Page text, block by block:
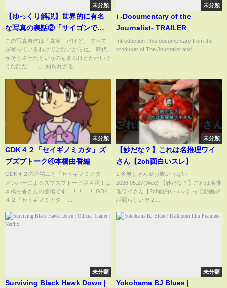
未分類
【ゆっくり解説】世界的に有名
な写真の裏話②「サイゴンでの
処刑（Saigon Execution）」 #
ゆっくり解説 ＃ベトナム戦
争 #歴史
この写真自体は「真実」だけど、 すべて
が写っているわけではないからね。 時代
がそうさせたというのもあるけどかわいそ
うな話だ……。 知られざる...
未分類
i -Documentary of the
Journalist- TRAILER
Introduction This documentary from the
producer of The Journalist and ...
未分類
GDK４２「セイギノミカタ」ズ
ブズブトーク④本橋由香編
GDK４２の岸祐二と「セイギノミカタ」
メンバーによるズブズブトーク第４弾！は
本橋由香さんの登場です！！！！！ GDK
４２「セイギノミカタ」 ...
未分類
【妙だな？】これは名推理ワイ
さん【2ch面白いスレ】
1:名無しさん＠お腹いっぱい
2026.05.27(Wed) 【妙だな？】これは名推
理ワイさん【2ch面白いスレ】って動画が
話題らしいぞ 2:...
未分類
Surviving Black Hawk Down |
未分類
Yokohama BJ Blues |